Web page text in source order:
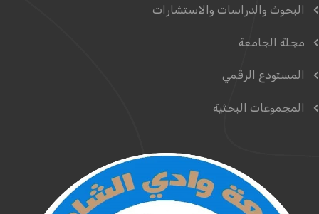
البحوث والدراسات والاستشارات
مجلة الجامعة
المستودع الرقمي
المجموعات البحثية